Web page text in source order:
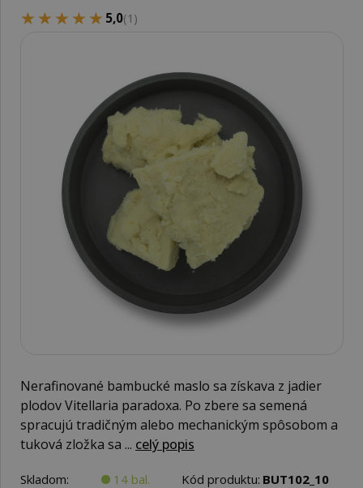
★★★★★
★★★★★ 5,0(1)
Nerafinované bambucké maslo sa získava z jadier
plodov Vitellaria paradoxa. Po zbere sa semená
spracujú tradičným alebo mechanickým spôsobom a
tuková zložka sa ... celý popis
Skladom: 14 bal. Kód produktu: BUT102_10